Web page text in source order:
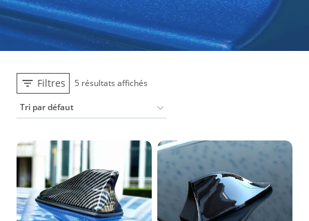
Filtres 5 résultats affichés